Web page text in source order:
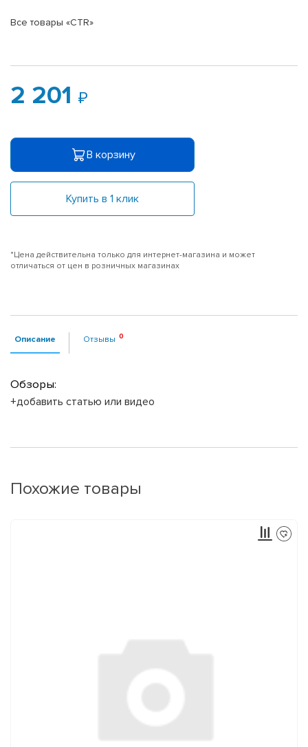
Все товары «CTR»
2 201
В корзину
Купить в 1 клик
*Цена действительна только для интернет-магазина и может
отличаться от цен в розничных магазинах
Описание Отзывы
Обзоры:
+добавить статью или видео
Похожие товары